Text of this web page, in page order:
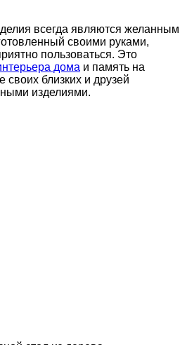
всегда являются желанным
своими руками,
пользоваться. Это
дома и память на
своих близких и друзей
изделиями.